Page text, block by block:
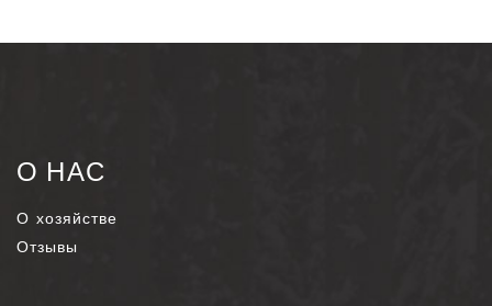
О НАС
О хозяйстве
Отзывы